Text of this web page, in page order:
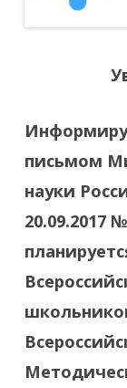
письмом
науки
20.09.2017